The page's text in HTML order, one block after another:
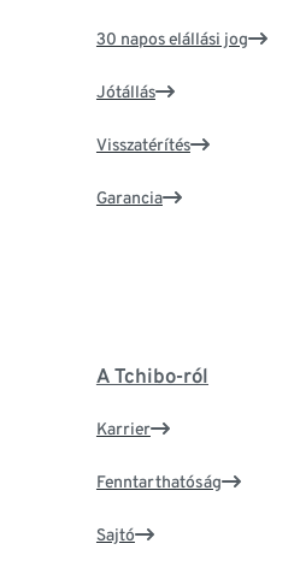
30 napos elállási jog
Jótállás
Visszatérítés
Garancia
A Tchibo-ról
Karrier
Fenntarthatóság
Sajtó